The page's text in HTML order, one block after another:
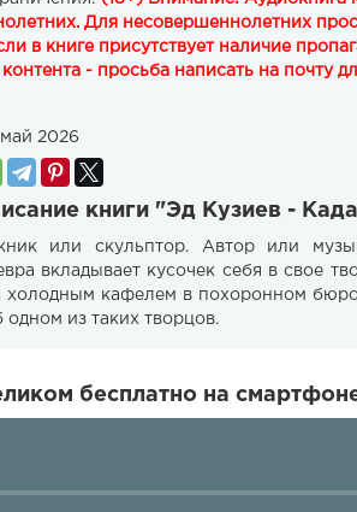
Для несовершеннолетних
в книге присутствует наличие
- просьба написать на почту
май 2026
книги "Эд Кузиев -
или скульптор. Автор или
вкладывает кусочек себя в свое
холодным кафелем в похоронном
одном из таких творцов.
бесплатно на